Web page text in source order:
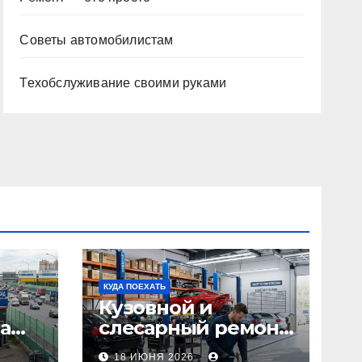
Советы автомобилистам
Техобслуживание своими руками
КУДА ПОЕХАТЬ
Кузовной и
слесарный ремонт
автомобилей:
18 ИЮНЯ 2026